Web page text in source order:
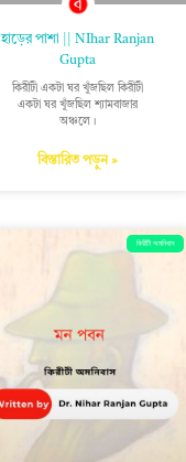
হাড়ের পাশা || NIhar Ranjan
Gupta
কিরীটী একটা ঘর খুঁজছিল কিরীটী
একটা ঘর খুঁজছিল শ্যামবাজার
অঞ্চলে।
বিস্তারিত পড়ুন »
কিরীটী অমনিবাস